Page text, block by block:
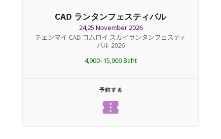
CAD ランタンフェスティバル
24,25 November 2026
チェンマイ CAD コムロイ スカイランタンフェスティ
バル 2026
4,900–15,900 Baht
予約する
confirmation_number